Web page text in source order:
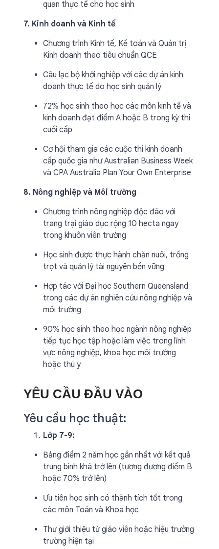
quan thực tế cho học sinh
7. Kinh doanh và Kinh tế
Chương trình Kinh tế, Kế toán và Quản trị
Kinh doanh theo tiêu chuẩn QCE
Câu lạc bộ khởi nghiệp với các dự án kinh
doanh thực tế do học sinh quản lý
72% học sinh theo học các môn kinh tế và
kinh doanh đạt điểm A hoặc B trong kỳ thi
cuối cấp
Cơ hội tham gia các cuộc thi kinh doanh
cấp quốc gia như Australian Business Week
và CPA Australia Plan Your Own Enterprise
8. Nông nghiệp và Môi trường
Chương trình nông nghiệp độc đáo với
trang trại giáo dục rộng 10 hecta ngay
trong khuôn viên trường
Học sinh được thực hành chăn nuôi, trồng
trọt và quản lý tài nguyên bền vững
Hợp tác với Đại học Southern Queensland
trong các dự án nghiên cứu nông nghiệp và
môi trường
90% học sinh theo học ngành nông nghiệp
tiếp tục học tập hoặc làm việc trong lĩnh
vực nông nghiệp, khoa học môi trường
hoặc thú y
YÊU CẦU ĐẦU VÀO
Yêu cầu học thuật:
Lớp 7-9:
Bảng điểm 2 năm học gần nhất với kết quả
trung bình khá trở lên (tương đương điểm B
hoặc 70% trở lên)
Ưu tiên học sinh có thành tích tốt trong
các môn Toán và Khoa học
Thư giới thiệu từ giáo viên hoặc hiệu trưởng
trường hiện tại